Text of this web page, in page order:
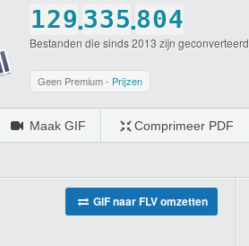
1
2
3
4
5
6
2
3
4
5
6
7
9
0
.3
4
5
6
7
8
9
3
4
5
6
7
8
9
5
6
7
8
9
0
.8
9
0
0
1
3
4
5
6
4
5
7
8
9
0
Bestanden die sinds 2013 zijn geconverteerd
Geen Premium - Prijzen
Maak GIF Comprimeer PDF
GIF naar FLV omzetten